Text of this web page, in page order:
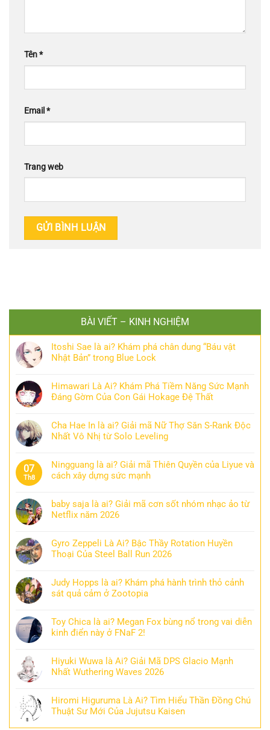
Tên*
Email *
Trang web
BÀI VIẾT – KINH NGHIỆM
Itoshi Sae là ai? Khám phá chân dung “Báu vật
Nhật Bản” trong Blue Lock
Himawari Là Ai? Khám Phá Tiềm Năng Sức Mạnh
Đáng Gờm Của Con Gái Hokage Đệ Thất
Cha Hae In là ai? Giải mã Nữ Thợ Săn S-Rank Độc
Nhất Vô Nhị từ Solo Leveling
07
Th8
Ningguang là ai? Giải mã Thiên Quyền của Liyue và
cách xây dựng sức mạnh
baby saja là ai? Giải mã cơn sốt nhóm nhạc ảo từ
Netflix năm 2026
Gyro Zeppeli Là Ai? Bậc Thầy Rotation Huyền
Thoại Của Steel Ball Run 2026
Judy Hopps là ai? Khám phá hành trình thỏ cảnh
sát quả cảm ở Zootopia
Toy Chica là ai? Megan Fox bùng nổ trong vai diễn
kinh điển này ở FNaF 2!
Hiyuki Wuwa là Ai? Giải Mã DPS Glacio Mạnh
Nhất Wuthering Waves 2026
Hiromi Higuruma Là Ai? Tìm Hiểu Thần Đồng Chú
Thuật Sư Mới Của Jujutsu Kaisen